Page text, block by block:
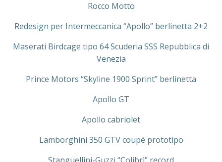
Rocco Motto
Redesign per Intermeccanica “Apollo” berlinetta 2+2
Maserati Birdcage tipo 64 Scuderia SSS Repubblica di
Venezia
Prince Motors “Skyline 1900 Sprint” berlinetta
Apollo GT
Apollo cabriolet
Lamborghini 350 GTV coupé prototipo